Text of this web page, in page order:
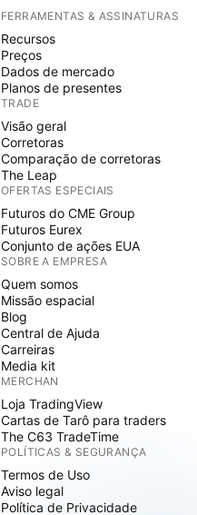
FERRAMENTAS & ASSINATURAS
Recursos
Preços
Dados de mercado
Planos de presentes
TRADE
Visão geral
Corretoras
Comparação de corretoras
The Leap
OFERTAS ESPECIAIS
Futuros do CME Group
Futuros Eurex
Conjunto de ações EUA
SOBRE A EMPRESA
Quem somos
Missão espacial
Blog
Central de Ajuda
Carreiras
Media kit
MERCHAN
Loja TradingView
Cartas de Tarô para traders
The C63 TradeTime
POLÍTICAS & SEGURANÇA
Termos de Uso
Aviso legal
Política de Privacidade